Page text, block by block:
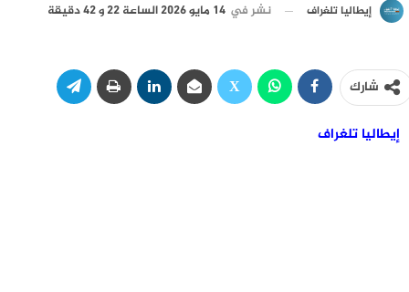
إيطاليا تلغراف نشر في 14 مايو 2026 الساعة 22 و 42 دقيقة
شارك
إيطاليا تلغراف